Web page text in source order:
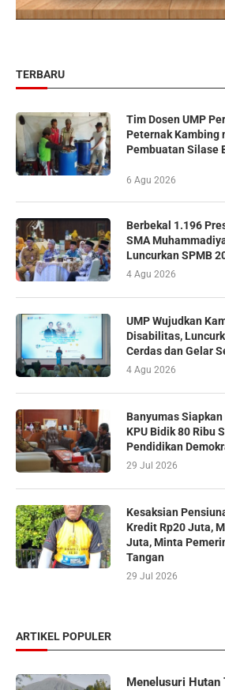
TERBARU
Tim Dosen UMP
Peternak Kambing
Pembuatan Silase
6 Agu 2026
Berbekal 1.196
SMA
Luncurkan SPMB
4 Agu 2026
UMP Wujudkan
Disabilitas,
Cerdas dan Gelar
4 Agu 2026
Banyumas
KPU Bidik 80 Ribu
Pendidikan
29 Jul 2026
Kesaksian
Kredit Rp20 Juta,
Juta, Minta
Tangan
29 Jul 2026
ARTIKEL POPULER
Menelusuri